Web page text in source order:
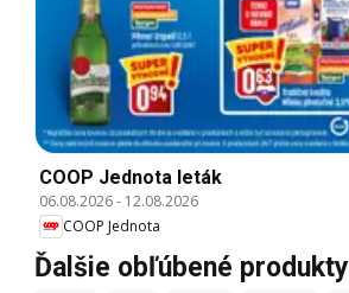
COOP Jednota leták
06.08.2026- 12.08.2026
COOP Jednota
Ďalšie obľúbené produkty